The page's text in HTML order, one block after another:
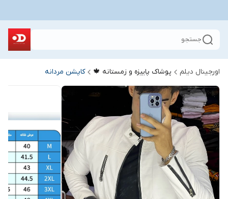
جستجو
اورجینال دیلم پوشاک پاییزه و زمستانه 🍁 کاپشن مردانه